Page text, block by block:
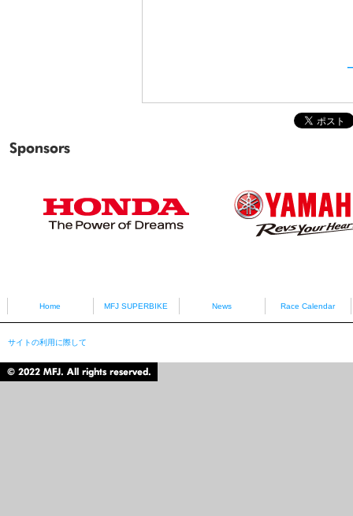
Home MFJ SUPERBIKE News Race Calendar
サイトの利用に際して